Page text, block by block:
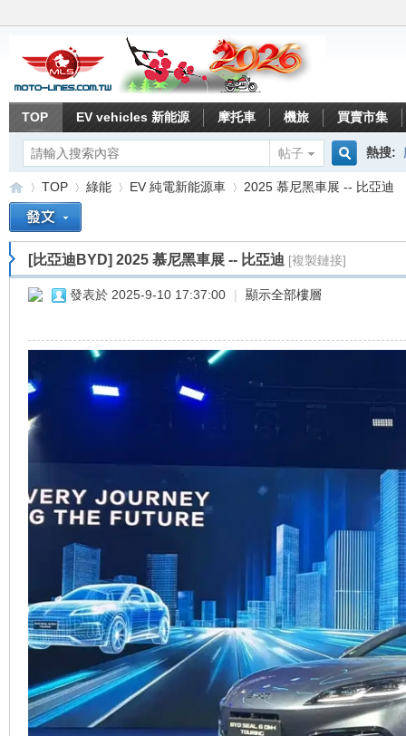
TOP EV vehicles 新能源 摩托車 機旅 買賣市集
帖子
索
熱搜:
重 »
TOP
›
綠能
›
EV 純電新能源車
›
2025 慕尼黑車展 -- 比亞迪
[比亞迪BYD] 2025 慕尼黑車展 -- 比亞迪 [複製鏈接]
發表於 2025-9-10 17:37:00 | 顯示全部樓層